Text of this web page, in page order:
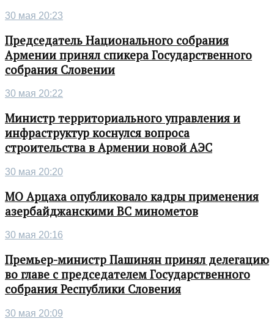
30 мая 20:23
Председатель Национального собрания
Армении принял спикера Государственного
собрания Словении
30 мая 20:22
Министр территориального управления и
инфраструктур коснулся вопроса
строительства в Армении новой АЭС
30 мая 20:20
МО Арцаха опубликовало кадры применения
азербайджанскими ВС минометов
30 мая 20:16
Премьер-министр Пашинян принял делегацию
во главе с председателем Государственного
собрания Республики Словения
30 мая 20:09